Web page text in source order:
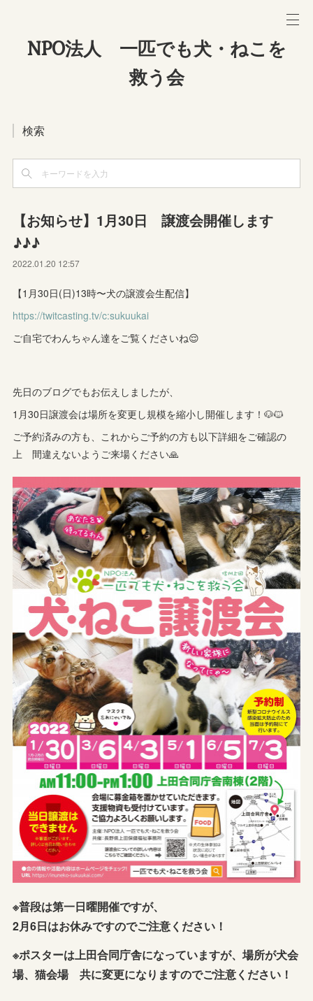
NPO法人 一匹でも犬・ねこを
救う会
検索
【お知らせ】1月30日 譲渡会開催します
♪♪♪
2022.01.20 12:57
【1月30日(日)13時〜犬の譲渡会生配信】
https://twitcasting.tv/c:sukuukai
ご自宅でわんちゃん達をご覧くださいね😌
先日のブログでもお伝えしましたが、
1月30日譲渡会は場所を変更し規模を縮小し開催します！🐶🐱
ご予約済みの方も、これからご予約の方も以下詳細をご確認の
上 間違えないようご来場ください🙏
※普段は第一日曜開催ですが、
2月6日はお休みですのでご注意ください！
※ポスターは上田合同庁舎になっていますが、場所が犬会
場、猫会場 共に変更になりますのでご注意ください！